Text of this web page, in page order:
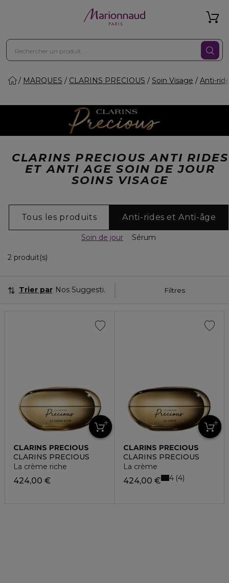
MARQUES CLARINS PRECIOUS Soin Visage Anti-
CLARINS PRECIOUS ANTI RIDES
ET ANTI AGE SOIN DE JOUR
SOINS VISAGE
Tous les produits Anti-rides et Anti-âge
Soin de jour Sérum
2 produit(s)
Filtres
Trier par Nos Suggestions
CLARINS PRECIOUS
CLARINS PRECIOUS
La crème riche
424,00 €
CLARINS PRECIOUS
CLARINS PRECIOUS
La crème
424,00 € 4 4